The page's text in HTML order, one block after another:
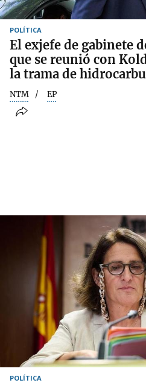
POLÍTICA
El exjefe de gabinete
que se reunió con
la trama de
NTM EP
POLÍTICA